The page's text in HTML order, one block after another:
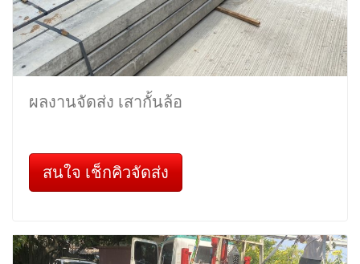
ผลงานจัดส่ง เสากั้นล้อ
สนใจ เช็กคิวจัดส่ง